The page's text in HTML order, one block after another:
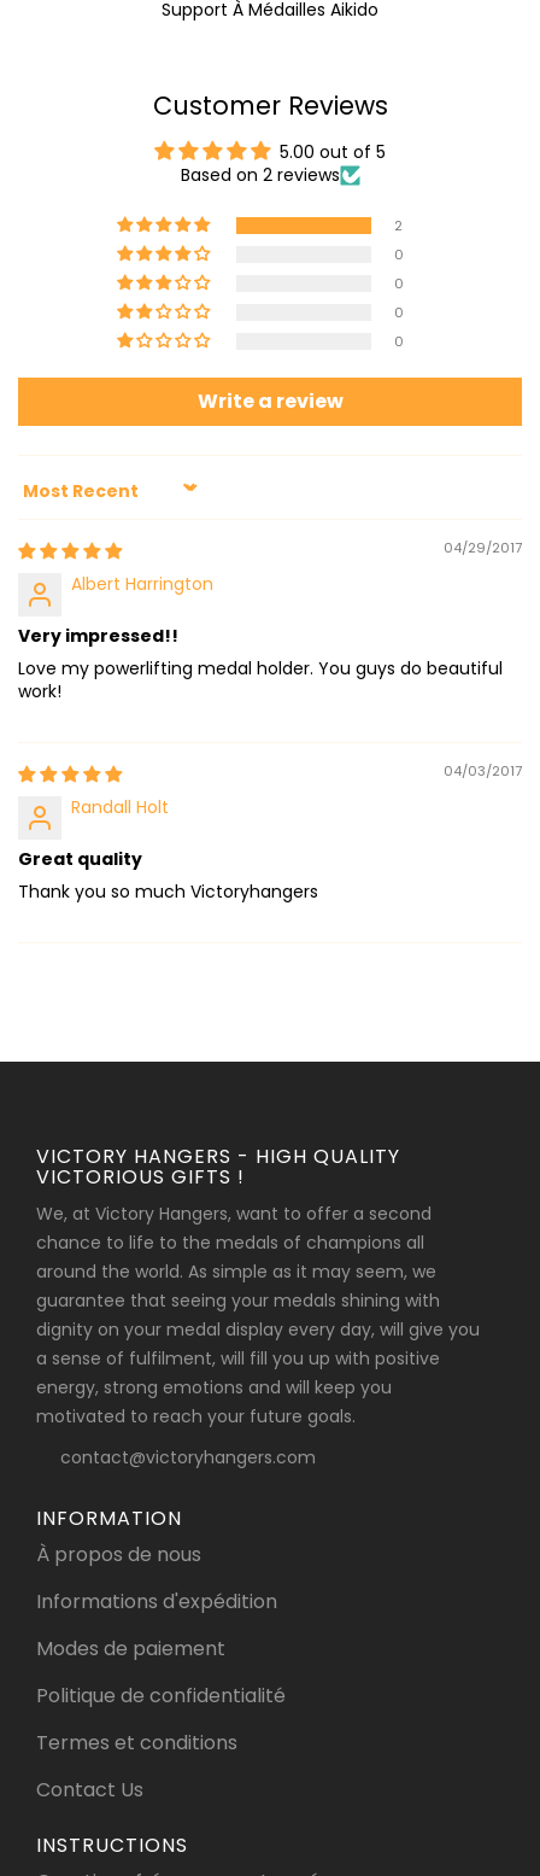
Support À Médailles Aikido
Customer Reviews
5.00 out of 5
Based on 2 reviews
2
0
0
0
0
Write a review
Sort by
04/29/2017
Albert Harrington
Very impressed!!
Love my powerlifting medal holder. You guys do beautiful
work!
04/03/2017
Randall Holt
Great quality
Thank you so much Victoryhangers
VICTORY HANGERS - HIGH QUALITY
VICTORIOUS GIFTS !
We, at Victory Hangers, want to offer a second
chance to life to the medals of champions all
around the world. As simple as it may seem, we
guarantee that seeing your medals shining with
dignity on your medal display every day, will give you
a sense of fulfilment, will fill you up with positive
energy, strong emotions and will keep you
motivated to reach your future goals.
contact@victoryhangers.com
INFORMATION
À propos de nous
Informations d'expédition
Modes de paiement
Politique de confidentialité
Termes et conditions
Contact Us
INSTRUCTIONS